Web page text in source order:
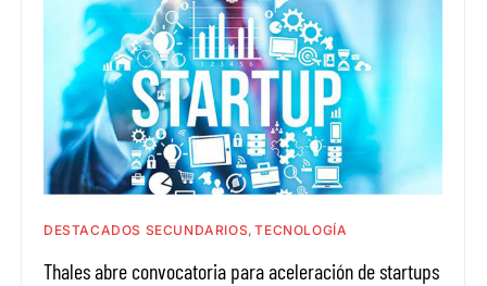
DESTACADOS SECUNDARIOS TECNOLOGÍA
Thales abre convocatoria para aceleración de startups